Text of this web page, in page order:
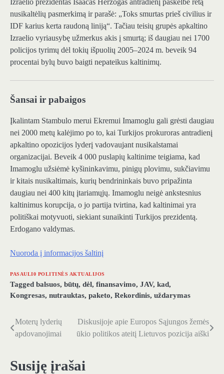
nusikaltėlių pasmerkimą ir parašė: „Toks smurtas prieš civilius ir
IDF karius kerta raudoną liniją“. Tačiau teisių grupės apkaltino
Izraelio vyriausybę užmerkus akis į smurtą; iš daugiau nei 1700
policijos tyrimų dėl tokių išpuolių 2005–2024 m. beveik 94
procentai bylų buvo baigti nepateikus kaltinimų.
Šansai ir pabaigos
Įkalintam Stambulo merui Ekremui Imamoglu gali grėsti daugiau
nei 2000 metų kalėjimo po to, kai Turkijos prokuroras antradienį
apkaltino opozicijos lyderį vadovaujant nusikalstamai
organizacijai. Beveik 4 000 puslapių kaltinime teigiama, kad
Imamoglu užsiėmė kyšininkavimu, pinigų plovimu, sukčiavimu
ir kitais nusikaltimais, kurių bendrininkais buvo pripažinta
daugiau nei 400 kitų įtariamųjų. Imamoglu neigė ankstesnius
kaltinimus korupcija, o jo partija tvirtina, kad kaltinimai yra
politiškai motyvuoti, siekiant sunaikinti Turkijos prezidentą.
Erdogano valdymas.
Nuoroda į informacijos šaltinį
PASAULI0 POLITINĖS AKTUALIJOS
Tagged balsuos, būtų, dėl, finansavimo, JAV, kad,
Kongresas, nutrauktas, paketo, Rekordinis, uždarymas
Navigacija
tarp
įrašų
Moterų lyderių
apdovanojimai
Diskusijoje apie Europos Sąjungos žemės
ūkio politikos ateitį Lietuvos pozicija aiški
Susiję įrašai